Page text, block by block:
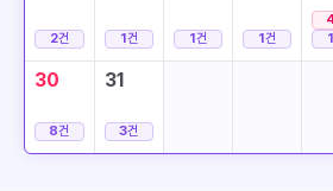
2건 1건 1건 1건
4
1
30
8건
31
3건